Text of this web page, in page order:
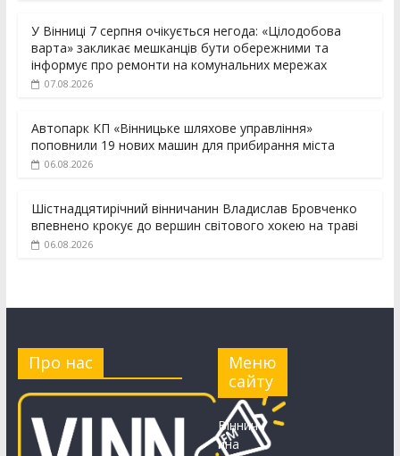
У Вінниці 7 серпня очікується негода: «Цілодобова
варта» закликає мешканців бути обережними та
інформує про ремонти на комунальних мережах
07.08.2026
Автопарк КП «Вінницьке шляхове управління»
поповнили 19 нових машин для прибирання міста
06.08.2026
Шістнадцятирічний вінничанин Владислав Бровченко
впевнено крокує до вершин світового хокею на траві
06.08.2026
Про нас
Меню
сайту
Вінничч
ина